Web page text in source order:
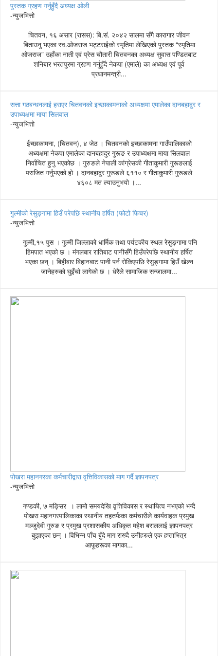
पुस्तक ग्रहण गर्नुहुँदै अध्यक्ष ओली
-न्युजभित्तो
चितवन, १६ असार (रासस): बि.सं. २०४२ सालमा सँगै कारागार जीवन
बिताउनु भएका स्व.ओजराज भट्टराईको स्मृतिमा लेखिएको पुस्तक “स्मृतिमा
ओजराज” उहाँका नाती एवं प्रेस चौतारी चितवनका अध्यक्ष सुवास पण्डितबाट
शनिबार भरतपुरमा ग्रहण गर्नुहुँदै नेकपा (एमाले) का अध्यक्ष एवं पूर्व
प्रधानमन्त्री...
सत्ता गठबन्धनलाई हराएर चितवनको इच्छाकामनाको अध्यक्षमा एमालेका दानबहादुर र
उपाध्यक्षमा माया सिलवाल
-न्युजभित्तो
ईच्छाकामना, (चितवन), ४ जेठ । चितवनको इच्छाकामना गाउँपालिकाको
अध्यक्षमा नेकपा एमालेका दानबहादुर गुरूङ र उपाध्यक्षमा माया सिलवाल
निर्वाचित हुनु भएकोछ । गुरुङले नेपाली कांग्रेसकी गीताकुमारी गुरूङलाई
पराजित गर्नुभएको हो । दानबहादुर गुरूङले ६११० र गीताकुमारी गुरूङले
४६०८ मत ल्याउनुभयो ।...
गुल्मीको रेसुङ्गामा हिउँ परेपछि स्थानीय हर्षित (फोटो फिचर)
-न्युजभित्तो
गुल्मी,१५ पुस । गुल्मी जिल्लाको धार्मिक तथा पर्यटकीय स्थल रेसुङ्गामा पनि
हिमपात भएको छ । मंगलबार रातिबाट पानीसँगै हिउँपरेपछि स्थानीय हर्षित
भएका छन् । बिहीबार बिहानबाट पानी पर्न रोकिएपछि रेसुङ्गामा हिउँ खेल्न
जानेहरुको घुइँचो लागेको छ । धेरैले सामाजिक सन्जालमा...
पोखरा महानगरका कर्मचारीद्वारा वृत्तिविकासको माग गर्दै ज्ञापनपत्र
-न्युजभित्तो
गण्डकी, ७ मङ्सिर । लामो समयदेखि वृत्तिविकास र स्थायित्व नभएको भन्दै
पोखरा महानगरपालिकाका स्थानीय तहतर्फका कर्मचारीले कार्यवाहक प्रमुख
मञ्जुदेवी गुरुङ र प्रमुख प्रशासकीय अधिकृत महेश बराललाई ज्ञापनपत्र
बुझाएका छन् । विभिन्न पाँच बुँदे माग राख्दै उनीहरुले एक हप्ताभित्र
आफूहरूका मागका...